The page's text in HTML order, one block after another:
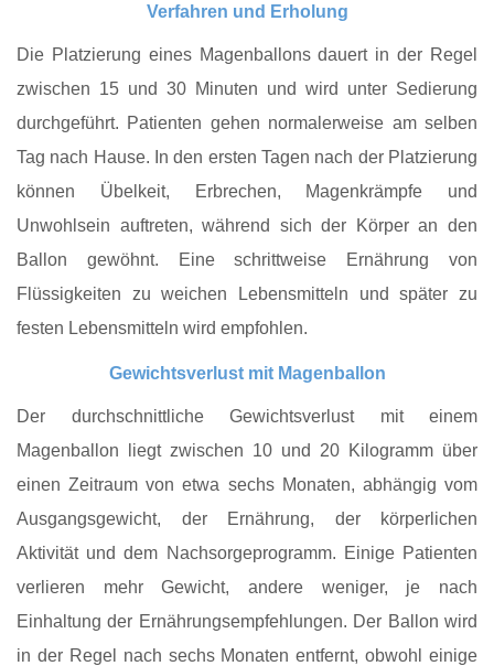
Verfahren und Erholung
Die Platzierung eines Magenballons dauert in der Regel
zwischen 15 und 30 Minuten und wird unter Sedierung
durchgeführt. Patienten gehen normalerweise am selben
Tag nach Hause. In den ersten Tagen nach der Platzierung
können Übelkeit, Erbrechen, Magenkrämpfe und
Unwohlsein auftreten, während sich der Körper an den
Ballon gewöhnt. Eine schrittweise Ernährung von
Flüssigkeiten zu weichen Lebensmitteln und später zu
festen Lebensmitteln wird empfohlen.
Gewichtsverlust mit Magenballon
Der durchschnittliche Gewichtsverlust mit einem
Magenballon liegt zwischen 10 und 20 Kilogramm über
einen Zeitraum von etwa sechs Monaten, abhängig vom
Ausgangsgewicht, der Ernährung, der körperlichen
Aktivität und dem Nachsorgeprogramm. Einige Patienten
verlieren mehr Gewicht, andere weniger, je nach
Einhaltung der Ernährungsempfehlungen. Der Ballon wird
in der Regel nach sechs Monaten entfernt, obwohl einige